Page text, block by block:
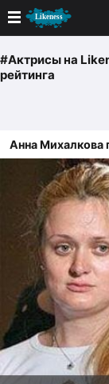
Новые
Кандидаты
Случайное
Создать
Для
Поиск
#Актрисына
рейтинга
Анна Михалкова